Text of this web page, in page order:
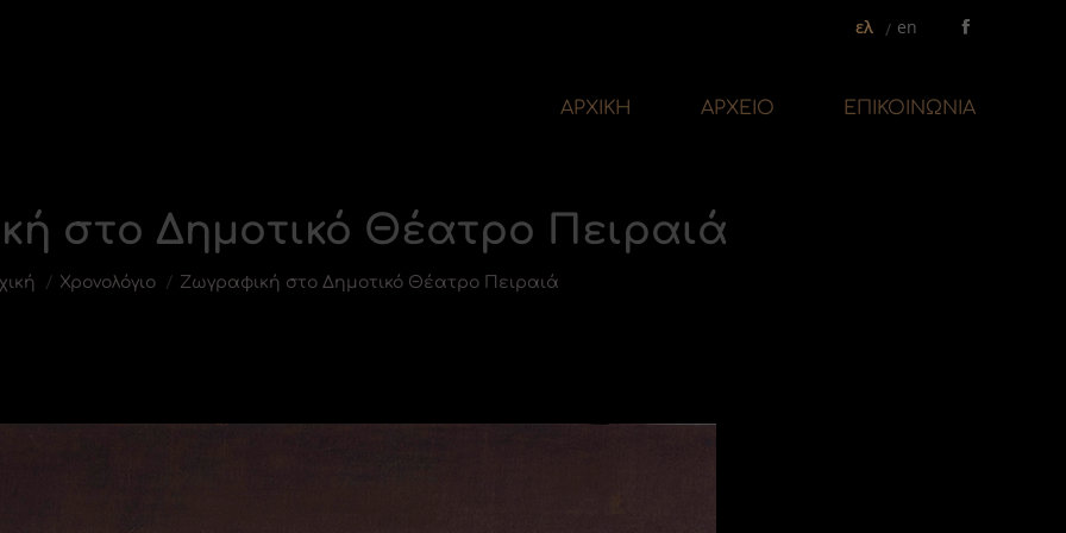
ελ en
opens
ΑΡΧΙΚΗ ΑΡΧΕΙΟ ΕΠΙΚΟΙΝΩΝΙΑ
στο Δημοτικό Θέατρο Πειραιά
are here:Χρονολόγιο Ζωγραφική στο Δημοτικό Θέατρο Πειραιά